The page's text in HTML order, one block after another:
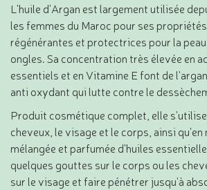
L'huile d'Argan est largement utilisée
les femmes du Maroc pour ses
régénérantes et protectrices pour la
ongles. Sa concentration très élevée en
essentiels et en Vitamine E font de
anti oxydant qui lutte contre le
Produit cosmétique complet, elle
cheveux, le visage et le corps, ainsi qu'en
mélangée et parfumée d'huiles
quelques gouttes sur le corps ou les
sur le visage et faire pénétrer jusqu'à